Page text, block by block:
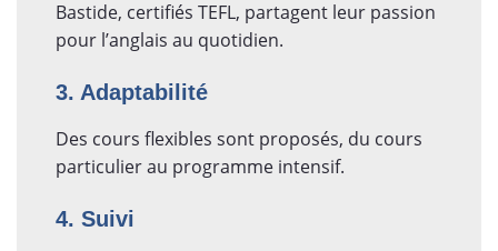
Bastide, certifiés TEFL, partagent leur passion
pour l’anglais au quotidien.
3. Adaptabilité
Des cours flexibles sont proposés, du cours
particulier au programme intensif.
4. Suivi